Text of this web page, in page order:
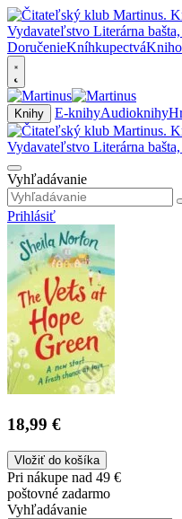
DoručenieKníhkupectvá
Knihy E-knihyAudioknihy
Vyhľadávanie
Prihlásiť
18,99 €
Vložiť do košíka
Pri nákupe nad 49 €
poštovné zadarmo
Vyhľadávanie